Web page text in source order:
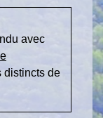
avec
distincts de